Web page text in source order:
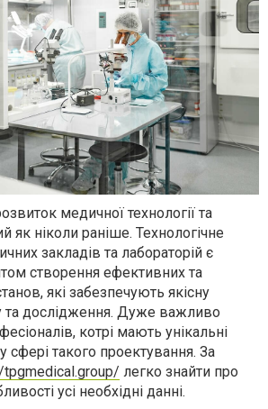
медичної технології та
як ніколи раніше. Технологічне
закладів та лабораторій є
створення ефективних та
які забезпечують якісну
та дослідження. Дуже важливо
котрі мають унікальні
сфері такого проектування. За
легко знайти про
усі необхідні данні.